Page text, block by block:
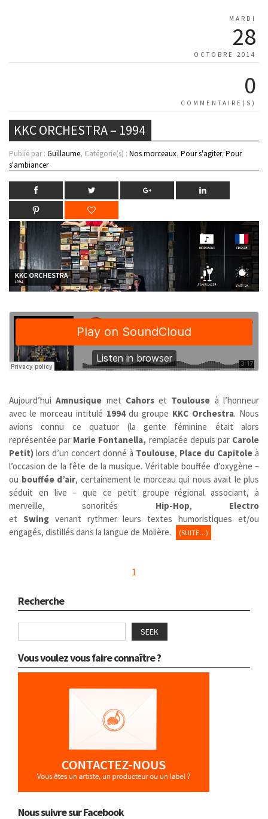
MARDI
28
OCTOBRE 2014
0
COMMENTAIRE(S)
KKC ORCHESTRA – 1994
Publié par : Guillaume, Catégorie(s) : Nos morceaux, Pour s'agiter, Pour
s'ambiancer
Aujourd’huiAmnusique met Cahorset Toulouse à l’honneur
avec le morceau intitulé 1994du groupe KKC Orchestra. Nous
avions connu ce quatuor (la gente féminine était alors
représentée par Marie Fontanella, remplacée depuis parCarole
Petit) lors d’un concert donné à Toulouse, Place du Capitole à
l’occasion de la fête de la musique. Véritable bouffée d’oxygène –
ou bouffée d’air, certainement le morceau qui nous avait le plus
séduit en live – que ce petit groupe régional associant, à
merveille, sonorités Hip-Hop, Electro
et Swingvenant rythmer leurs textes humoristiques et/ou
engagés, distillés dans la langue de Molière.
(SUITE…)
1
Recherche
SEEK
Vous voulez vous faire connaître ?
Nous suivre sur Facebook